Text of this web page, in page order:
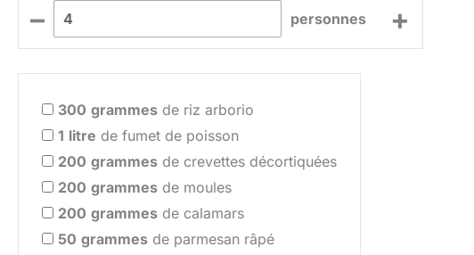
– personnes +
300 grammes de riz arborio
1 litre de fumet de poisson
200 grammes de crevettes décortiquées
200 grammes de moules
200 grammes de calamars
50 grammes de parmesan râpé